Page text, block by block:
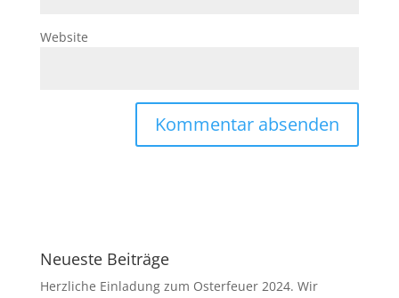
Website
Neueste Beiträge
Herzliche Einladung zum Osterfeuer 2024. Wir